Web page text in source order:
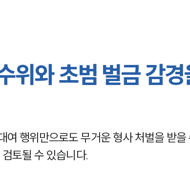
위와 초범 벌금 감
행위만으로도 무거운 형사 처벌을 받을
토될 수 있습니다.